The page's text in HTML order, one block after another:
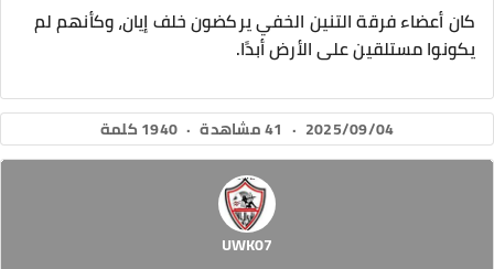
كان أعضاء فرقة التنين الخفي يركضون خلف إيان، وكأنهم لم
يكونوا مستلقين على الأرض أبدًا.
2025/09/04
· 41 مشاهدة · 1940 كلمة
UWK07